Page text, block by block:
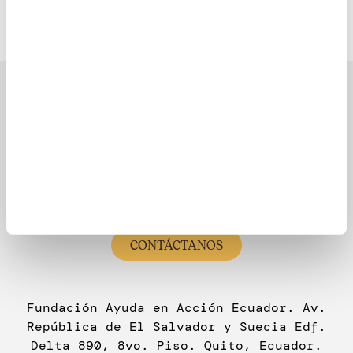
CONTÁCTANOS
Fundación Ayuda en Acción Ecuador. Av.
República de El Salvador y Suecia Edf.
Delta 890, 8vo. Piso. Quito, Ecuador.